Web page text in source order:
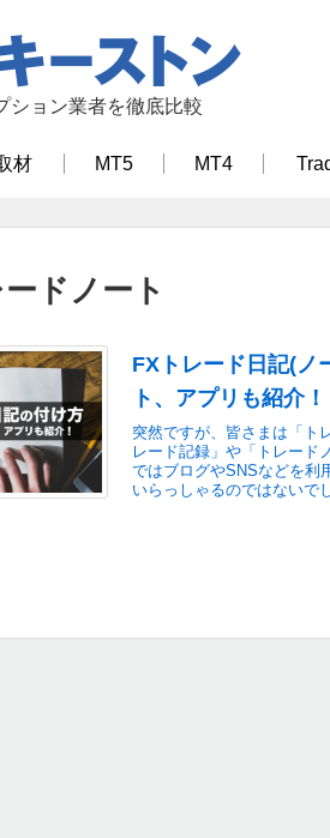
ション業者を徹底比較
材 MT5 MT4
ドノート
FXトレード日記(ノ
ト、アプリも紹介！
突然ですが、皆さまは「ト
レード記録」や「トレード
ではブログやSNSなどを利
いらっしゃるのではないで